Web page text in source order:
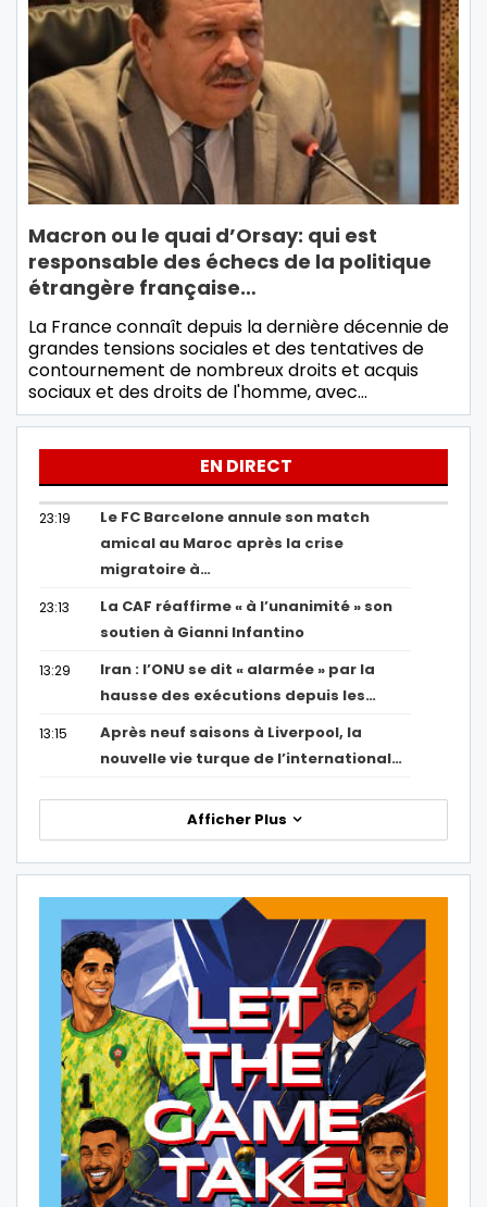
Macron ou le quai d’Orsay: qui est
responsable des échecs de la politique
étrangère française…
La France connaît depuis la dernière décennie de
grandes tensions sociales et des tentatives de
contournement de nombreux droits et acquis
sociaux et des droits de l'homme, avec…
EN DIRECT
23:19
Le FC Barcelone annule son match
amical au Maroc après la crise
migratoire à…
23:13
La CAF réaffirme « à l’unanimité » son
soutien à Gianni Infantino
13:29
Iran : l’ONU se dit « alarmée » par la
hausse des exécutions depuis les…
13:15
Après neuf saisons à Liverpool, la
nouvelle vie turque de l’international…
Afficher Plus